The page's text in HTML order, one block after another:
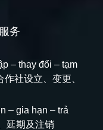
务
– thay đổi – tạm
社设立、变更、
– gia hạn – trả
延期及注销